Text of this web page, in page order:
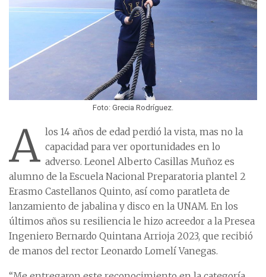
Foto: Grecia Rodríguez.
A los 14 años de edad perdió la vista, mas no la
capacidad para ver oportunidades en lo
adverso. Leonel Alberto Casillas Muñoz es
alumno de la Escuela Nacional Preparatoria plantel 2
Erasmo Castellanos Quinto, así como paratleta de
lanzamiento de jabalina y disco en la UNAM. En los
últimos años su resiliencia le hizo acreedor a la Presea
Ingeniero Bernardo Quintana Arrioja 2023, que recibió
de manos del rector Leonardo Lomelí Vanegas.